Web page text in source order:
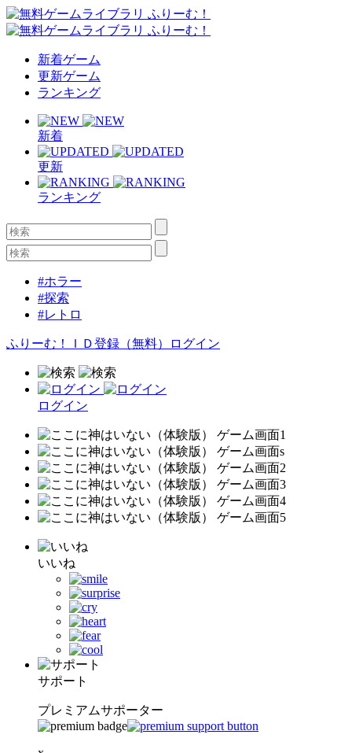
新着ゲーム
更新ゲーム
ランキング
新着
更新
ランキング
#ホラー
#探索
#レトロ
ふりーむ！ＩＤ登録（無料） ログイン
ログイン
いいね
サポート
プレミアムサポーター